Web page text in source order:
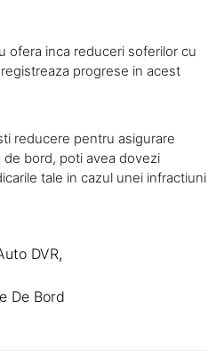
ofera inca reduceri soferilor cu
progrese in acest
reducere pentru asigurare
de bord, poti avea dovezi
tale in cazul unei infractiuni
DVR,
De Bord